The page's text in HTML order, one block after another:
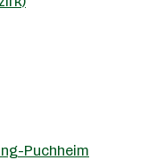
Puchheim